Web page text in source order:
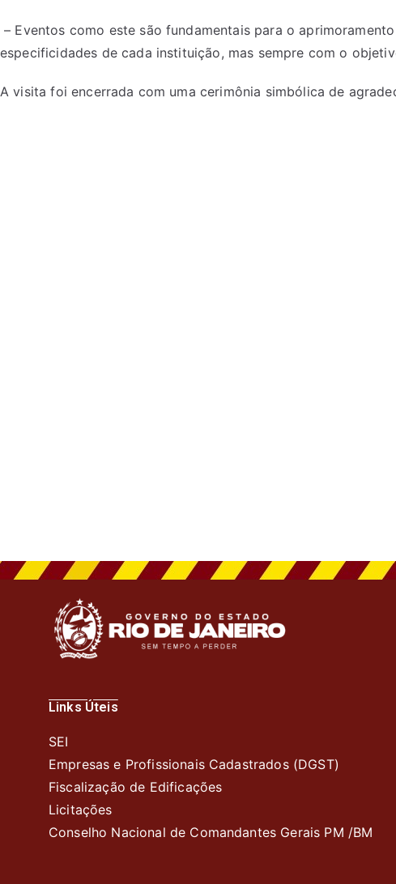
– Eventos como este são fundamentais para o
especificidades de cada instituição, mas sempre com o
A visita foi encerrada com uma cerimônia simbólica de
Links Úteis
SEI
Empresas e Profissionais Cadastrados (DGST)
Fiscalização de Edificações
Licitações
Conselho Nacional de Comandantes Gerais PM /BM